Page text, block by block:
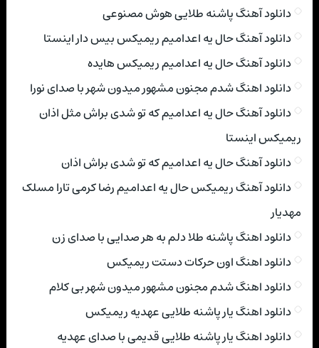
دانلود آهنگ پاشنه طلایی هوش مصنوعی
دانلود آهنگ حال یه اعدامیم ریمیکس بیس دار اینستا
دانلود آهنگ حال یه اعدامیم ریمیکس هایده
دانلود اهنگ شدم مجنون مشهور میدون شهر با صدای نورا
دانلود آهنگ حال یه اعدامیم که تو شدی براش مثل اذان
ریمیکس اینستا
دانلود آهنگ حال یه اعدامیم که تو شدی براش اذان
دانلود آهنگ ریمیکس حال یه اعدامیم رضا کرمی تارا مسلک
مهدیار
دانلود اهنگ پاشنه طلا دلم به هر صدایی با صدای زن
دانلود اهنگ اون حرکات دستت ریمیکس
دانلود اهنگ شدم مجنون مشهور میدون شهر بی کلام
دانلود اهنگ یار پاشنه طلایی عهدیه ریمیکس
دانلود اهنگ یار پاشنه طلایی قدیمی با صدای عهدیه